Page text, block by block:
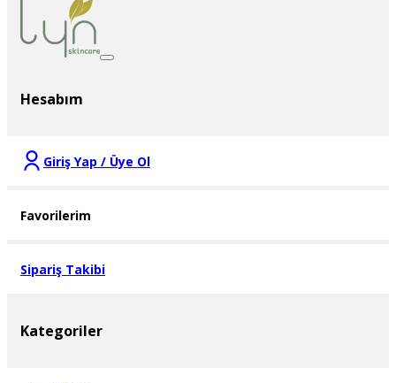
Hesabım
Giriş Yap / Üye Ol
Favorilerim
Sipariş Takibi
Kategoriler